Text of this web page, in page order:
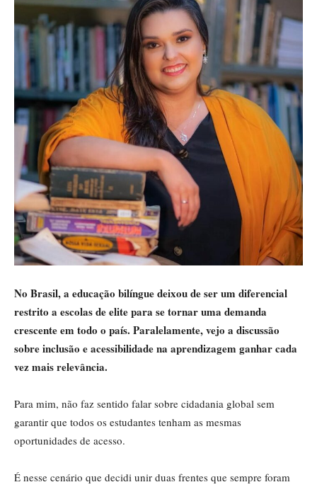
No Brasil, a educação bilíngue deixou de ser um diferencial
restrito a escolas de elite para se tornar uma demanda
crescente em todo o país. Paralelamente, vejo a discussão
sobre inclusão e acessibilidade na aprendizagem ganhar cada
vez mais relevância.
Para mim, não faz sentido falar sobre cidadania global sem
garantir que todos os estudantes tenham as mesmas
oportunidades de acesso.
É nesse cenário que decidi unir duas frentes que sempre foram